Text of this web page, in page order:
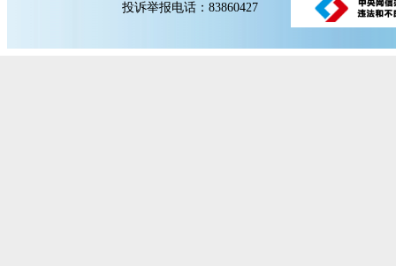
投诉举报电话：83860427